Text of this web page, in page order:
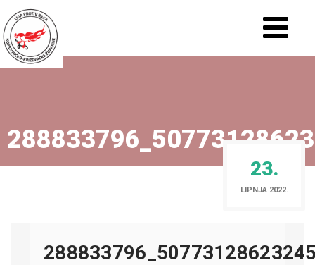
23.
LIPNJA 2022.